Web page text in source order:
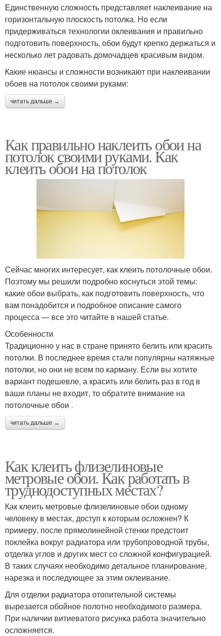
Единственную сложность представляет наклеивание на
горизонтальную плоскость потолка. Но если
придерживаться технологии оклеивания и правильно
подготовить поверхность, обои будут крепко держаться и
несколько лет радовать домочадцев красивым видом.
Какие нюансы и сложности возникают при наклеивании
обоев на потолок своими руками:
читать дальше →
Как правильно наклеить обои на
потолок своими руками. Как
клеить обои на потолок
Сейчас многих интересует, как клеить потолочные обои.
Поэтому мы решили подробно коснуться этой темы:
какие обои выбрать, как подготовить поверхность, что
вам понадобится и подробное описание самого
процесса — все это читайте в нашей статье.
Особенности
Традиционно у нас в стране принято белить или красить
потолки. В последнее время стали популярны натяжные
потолки, но они не всем по карману. Если вы хотите
вариант подешевле, а красить или белить раз в год в
ваши планы не входит, то обратите внимание на
потолочные обои .
читать дальше →
Как клеить флизелиновые
метровые обои. Как работать в
труднодоступных местах?
Как клеить метровые флизелиновые обои одному
человеку в местах, доступ к которым осложнен? К
примеру, после прямолинейной стенки предстоит
поклейка вокруг радиатора или трубопроводной трубы,
отделка углов и других мест со сложной конфигурацией.
В таких случаях необходимо детальное планирование,
нарезка и последующее за этим оклеивание.
Для отделки радиатора отопительной системы
вырезается обойное полотно необходимого размера.
При наличии витиеватого рисунка работа значительно
осложняется.